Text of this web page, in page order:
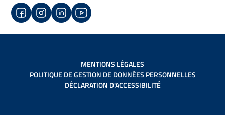
MENTIONS LÉGALES
POLITIQUE DE GESTION DE DONNÉES PERSONNELLES
DÉCLARATION D'ACCESSIBILITÉ